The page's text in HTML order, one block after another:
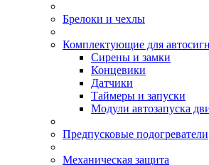
Брелоки и чехлы
Комплектующие для
Сирены и замки
Концевики
Датчики
Таймеры и запуски
Модули автозапуска
Предпусковые подогреватели
Механическая защита